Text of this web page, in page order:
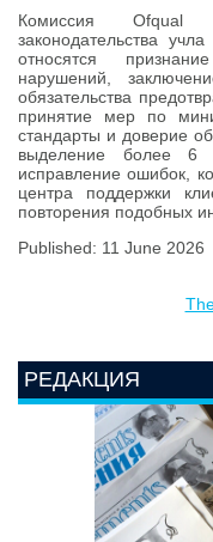
Комиссия Ofqual
законодательства
относятся
нарушений,
обязательства
принятие мер по
стандарты и доверие
выделение более 6
исправление ошибок,
центра поддержки
повторения подобных
Published: 11 June 2026
РЕДАКЦИЯ